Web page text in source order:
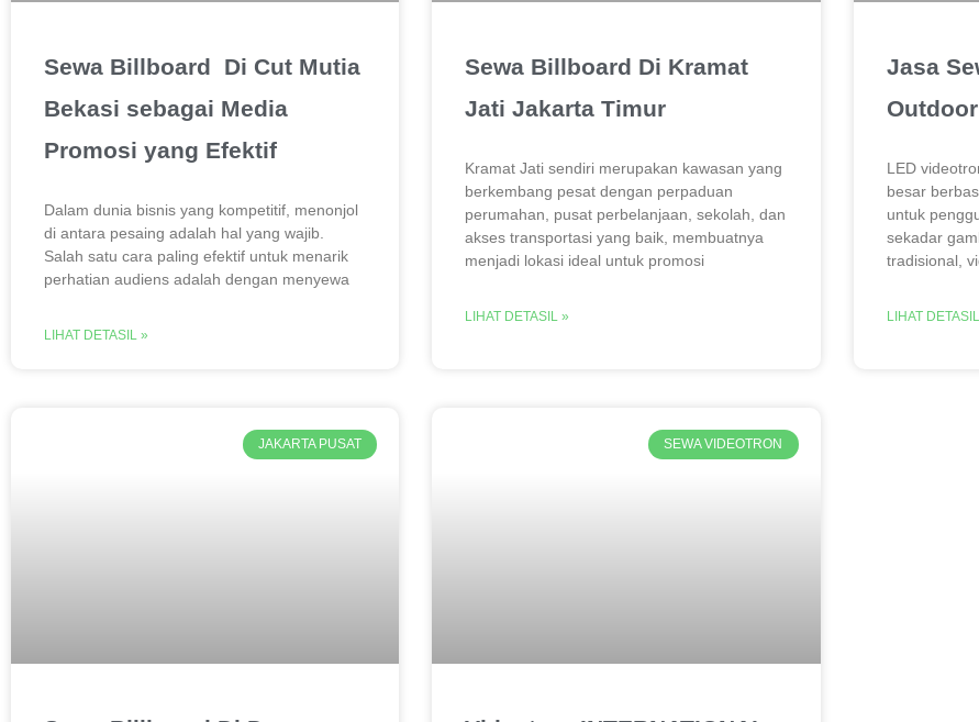
Sewa Billboard Di Cut Mutia
Bekasi sebagai Media
Promosi yang Efektif
Dalam dunia bisnis yang kompetitif, menonjol
di antara pesaing adalah hal yang wajib.
Salah satu cara paling efektif untuk menarik
perhatian audiens adalah dengan menyewa
LIHAT DETASIL »
Sewa Billboard Di Kramat
Jati Jakarta Timur
Kramat Jati sendiri merupakan kawasan yang
berkembang pesat dengan perpaduan
perumahan, pusat perbelanjaan, sekolah, dan
akses transportasi yang baik, membuatnya
menjadi lokasi ideal untuk promosi
LIHAT DETASIL »
Jasa
LED
besar
untuk
sekadar
tradisional,
LIHAT
JAKARTA PUSAT SEWA VIDEOTRON